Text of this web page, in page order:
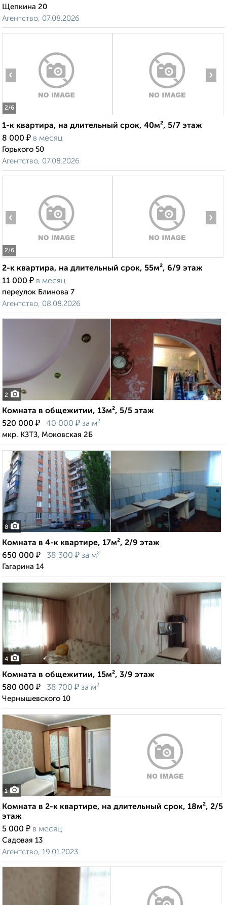
Щепкина 20
Агентство, 07.08.2026
2/6
‹ ›
1-к квартира, на длительный срок, 40м², 5/7 этаж
8 000 ₽ в месяц
Горького 50
Агентство, 07.08.2026
2/6
‹ ›
2-к квартира, на длительный срок, 55м², 6/9 этаж
11 000 ₽ в месяц
переулок Блинова 7
Агентство, 08.08.2026
2
Комната в общежитии, 13м², 5/5 этаж
520 000 ₽ 40 000 ₽ за м²
мкр. КЗТЗ, Моковская 2Б
8
Комната в 4-к квартире, 17м², 2/9 этаж
650 000 ₽ 38 300 ₽ за м²
Гагарина 14
4
Комната в общежитии, 15м², 3/9 этаж
580 000 ₽ 38 700 ₽ за м²
Чернышевского 10
1
Комната в 2-к квартире, на длительный срок, 18м², 2/5
этаж
5 000 ₽ в месяц
Садовая 13
Агентство, 19.01.2023